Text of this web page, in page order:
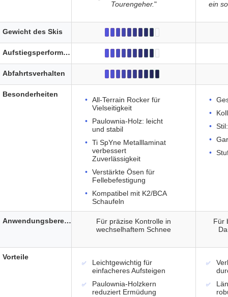
Tourengeher."
ein
All-Terrain Rocker für
Vielseitigkeit
Paulownia-Holz: leicht
und stabil
Ti SpYne Metalllaminat
verbessert
Zuverlässigkeit
Verstärkte Ösen für
Fellebefestigung
Kompatibel mit K2/BCA
Schaufeln
Für präzise Kontrolle in
wechselhaftem Schnee
Für
Leichtgewichtig für
einfacheres Aufsteigen
Paulownia-Holzkern
reduziert Ermüdung
Gewicht des Skis
Aufstiegsperformance
Abfahrtsverhalten
Besonderheiten
Anwendungsbereich
Vorteile